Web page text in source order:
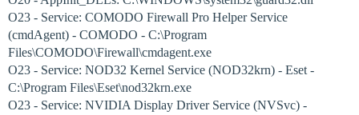
O23 - Service: COMODO Firewall Pro Helper Service
(cmdAgent) - COMODO - C:\Program
Files\COMODO\Firewall\cmdagent.exe
O23 - Service: NOD32 Kernel Service (NOD32krn) - Eset -
C:\Program Files\Eset\nod32krn.exe
O23 - Service: NVIDIA Display Driver Service (NVSvc) -